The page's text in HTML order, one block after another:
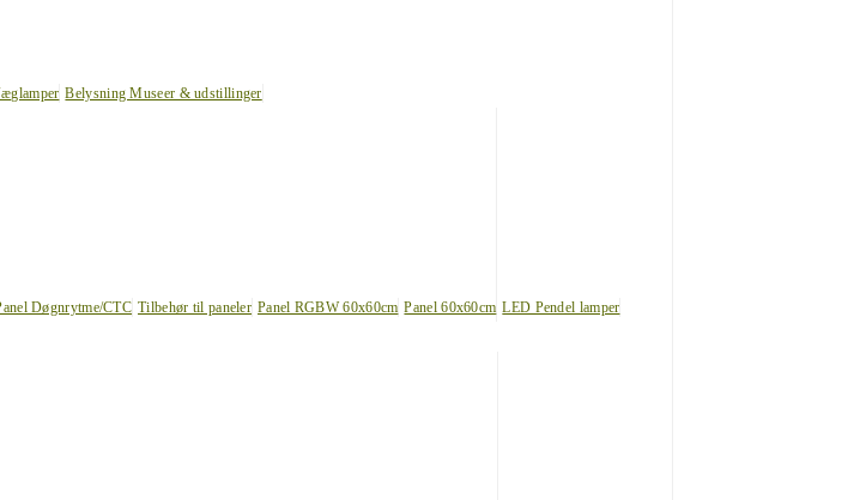
Belysning Museer & udstillinger
Døgnrytme/CTC Tilbehør til paneler Panel RGBW 60x60cm Panel 60x60cm LED Pendel lamper